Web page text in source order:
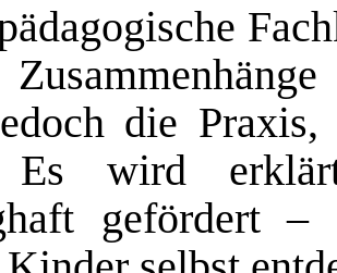
die
wird
gefördert